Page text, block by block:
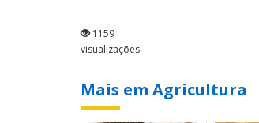
1159
visualizações
Mais em Agricultura